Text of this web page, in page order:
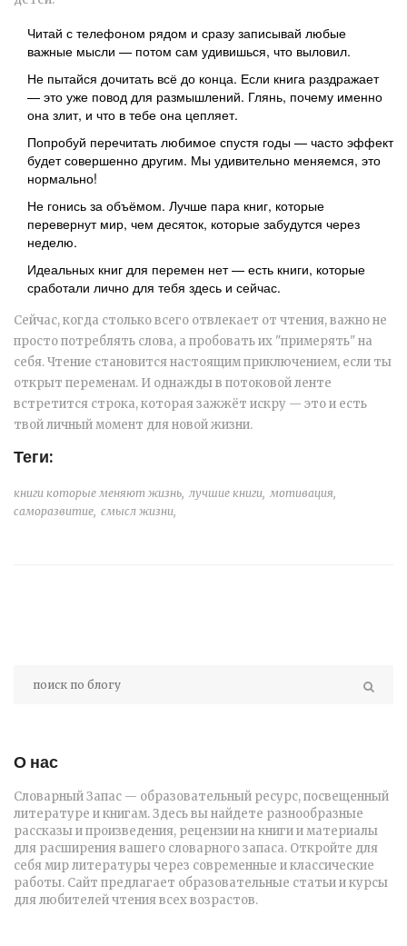
Читай с телефоном рядом и сразу записывай любые
важные мысли — потом сам удивишься, что выловил.
Не пытайся дочитать всё до конца. Если книга раздражает
— это уже повод для размышлений. Глянь, почему именно
она злит, и что в тебе она цепляет.
Попробуй перечитать любимое спустя годы — часто эффект
будет совершенно другим. Мы удивительно меняемся, это
нормально!
Не гонись за объёмом. Лучше пара книг, которые
перевернут мир, чем десяток, которые забудутся через
неделю.
Идеальных книг для перемен нет — есть книги, которые
сработали лично для тебя здесь и сейчас.
Сейчас, когда столько всего отвлекает от чтения, важно не
просто потреблять слова, а пробовать их "примерять" на
себя. Чтение становится настоящим приключением, если ты
открыт переменам. И однажды в потоковой ленте
встретится строка, которая зажжёт искру — это и есть
твой личный момент для новой жизни.
Теги:
книги которые меняют жизнь, лучшие книги, мотивация,
саморазвитие, смысл жизни,
О нас
Словарный Запас — образовательный ресурс, посвещенный
литературе и книгам. Здесь вы найдете разнообразные
рассказы и произведения, рецензии на книги и материалы
для расширения вашего словарного запаса. Откройте для
себя мир литературы через современные и классические
работы. Сайт предлагает образовательные статьи и курсы
для любителей чтения всех возрастов.